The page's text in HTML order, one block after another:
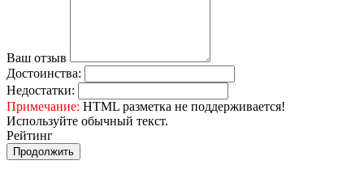
Ваш отзыв
Достоинства:
Недостатки:
Примечание: HTML разметка не поддерживается!
Используйте обычный текст.
Рейтинг
Продолжить